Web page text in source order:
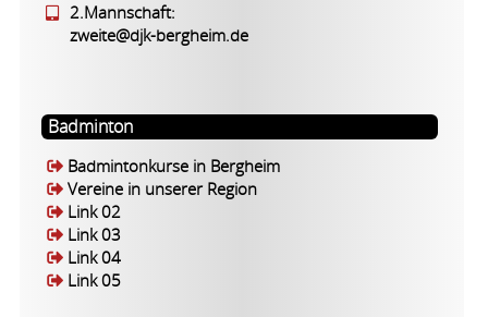
2.Mannschaft:
zweite@djk-bergheim.de
Badminton
Badmintonkurse in Bergheim
Vereine in unserer Region
Link 02
Link 03
Link 04
Link 05